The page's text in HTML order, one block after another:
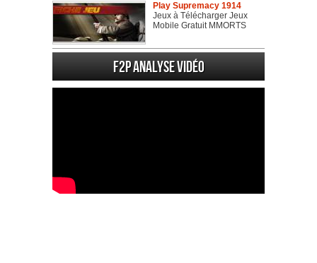
Play Supremacy 1914
Jeux à Télécharger Jeux
Mobile Gratuit MMORTS
F2P Analyse vidéo